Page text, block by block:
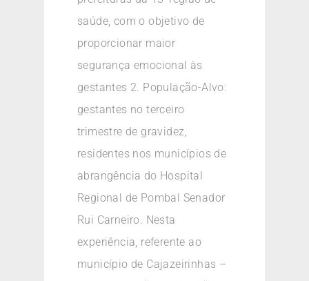
saúde, com o objetivo de
proporcionar maior
segurança emocional às
gestantes 2. População-Alvo:
gestantes no terceiro
trimestre de gravidez,
residentes nos municípios de
abrangência do Hospital
Regional de Pombal Senador
Rui Carneiro. Nesta
experiência, referente ao
município de Cajazeirinhas –